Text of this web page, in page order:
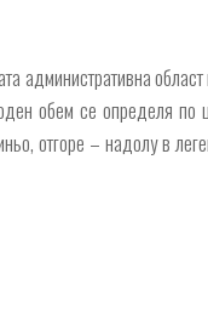
административна
обем се определя по
отгоре – надолу в